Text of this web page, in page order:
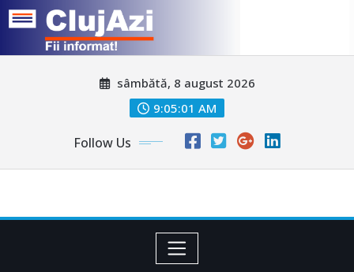
sâmbătă, 8 august 2026
9:05:03 AM
Follow Us